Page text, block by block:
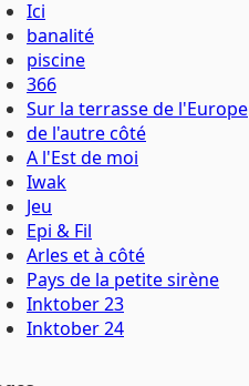
Ici
banalité
piscine
366
Sur la terrasse de l'Europe
de l'autre côté
A l'Est de moi
Iwak
Jeu
Epi & Fil
Arles et à côté
Pays de la petite sirène
Inktober 23
Inktober 24